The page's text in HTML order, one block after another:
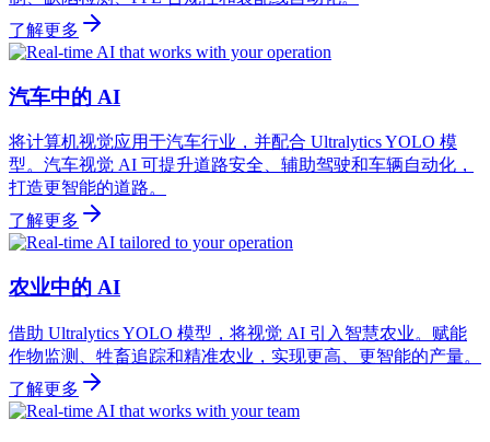
了解更多
汽车中的 AI
将计算机视觉应用于汽车行业，并配合 Ultralytics YOLO 模
型。汽车视觉 AI 可提升道路安全、辅助驾驶和车辆自动化，
打造更智能的道路。
了解更多
农业中的 AI
借助 Ultralytics YOLO 模型，将视觉 AI 引入智慧农业。赋能
作物监测、牲畜追踪和精准农业，实现更高、更智能的产量。
了解更多